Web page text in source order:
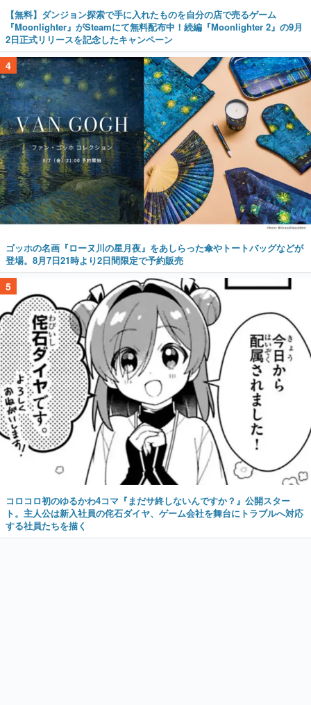
【無料】ダンジョン探索で手に入れたものを自分の店で売るゲーム
『Moonlighter』がSteamにて無料配布中！続編『Moonlighter 2』の9月
2日正式リリースを記念したキャンペーン
4
ゴッホの名画『ローヌ川の星月夜』をあしらった傘やトートバッグなどが
登場。8月7日21時より2日間限定で予約販売
5
コロコロ初のゆるかわ4コマ『まだサ終しないんですか？』公開スター
ト。主人公は新入社員の侘石ダイヤ、ゲーム会社を舞台にトラブルへ対応
する社員たちを描く